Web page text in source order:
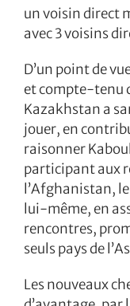
un voisin direct
avec 3 voisins
D’un point de
et compte-tenu
Kazakhstan a
jouer, en
raisonner
participant aux
l’Afghanistan,
lui-même, en
rencontres,
seuls pays de
Les nouveaux